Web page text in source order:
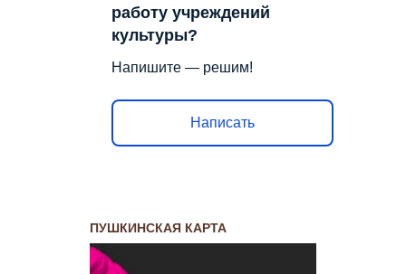
работу учреждений
культуры?
Напишите — решим!
Написать
ПУШКИНСКАЯ КАРТА